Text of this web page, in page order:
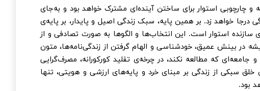
چارچوبی استوار برای ساختن آینده‌ای مشترک خواهد بود و به‌جای
درجا خواهد زد. بر همین پایه، سبک زندگی اصیل و پایدار، بر پایه‌ی
سازنده استوار است. این انتخاب‌ها و الگوها به صورت تصادفی و از
در بینش عمیق، خودشناسی و الهام گرفتن از زندگی‌نامه‌ها، متون
جامعه‌ای که مطالعه نکند، در چرخه‌ی تقلید کورکورانه، مصرف‌گرایی
سبکی از زندگی بر مبنای خرد و پایه‌های ارزشی و هویتی، تنها
بود.